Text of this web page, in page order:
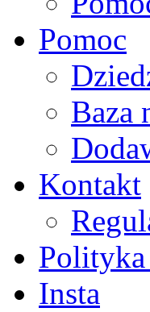
Pomoc
Baza
Kontakt
Insta